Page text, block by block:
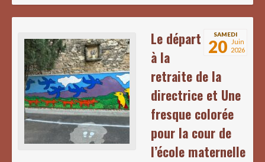
SAMEDI
20
Juin
2026
Le départ
à la
retraite de la
directrice et Une
fresque colorée
pour la cour de
l’école maternelle